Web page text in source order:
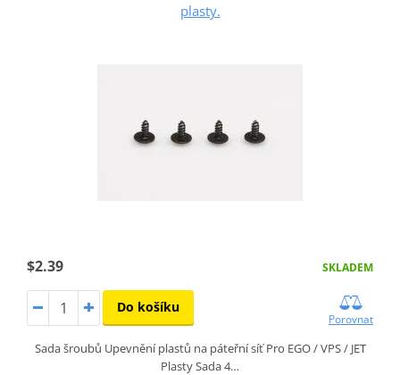
plasty.
$2.39 SKLADEM
Do košíku
Porovnat
Sada šroubů Upevnění plastů na páteřní síť Pro EGO / VPS / JET
Plasty Sada 4…